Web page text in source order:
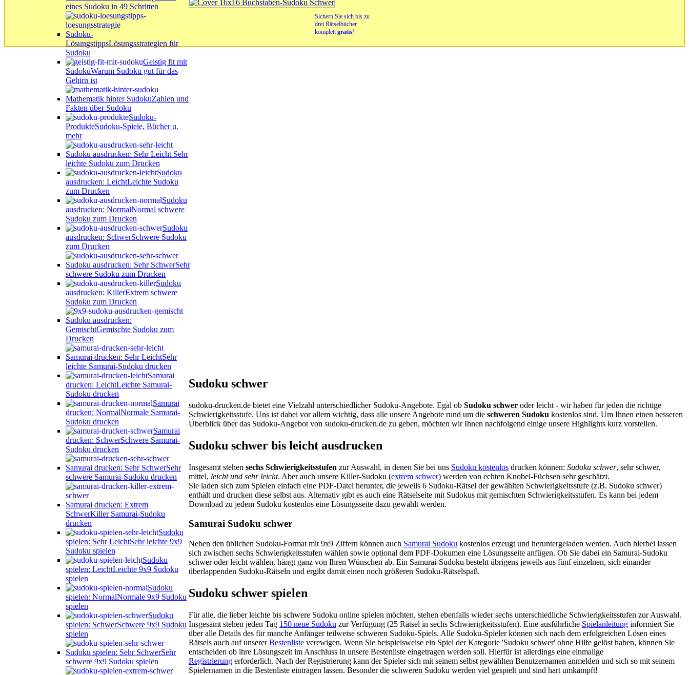
eines Sudoku in 49 Schritten
Sudoku-
LösungstippsLösungsstrategien für
Sudoku
Geistig fit mit
SudokuWarum Sudoku gut für das
Gehirn ist
Mathematik hinter SudokuZahlen und
Fakten über Sudoku
Sudoku-
ProdukteSudoku-Spiele, Bücher u.
mehr
Sudoku ausdrucken: Sehr Leicht Sehr
leichte Sudoku zum Drucken
Sudoku
ausdrucken: LeichtLeichte Sudoku
zum Drucken
Sudoku
ausdrucken: NormalNormal schwere
Sudoku zum Drucken
Sudoku
ausdrucken: SchwerSchwere Sudoku
zum Drucken
Sudoku ausdrucken: Sehr SchwerSehr
schwere Sudoku zum Drucken
Sudoku
ausdrucken: KillerExtrem schwere
Sudoku zum Drucken
Sudoku ausdrucken:
GemischtGemischte Sudoku zum
Drucken
Samurai drucken: Sehr LeichtSehr
leichte Samurai-Sudoku drucken
Samurai
drucken: LeichtLeichte Samurai-
Sudoku drucken
Samurai
drucken: NormalNormale Samurai-
Sudoku drucken
Samurai
drucken: SchwerSchwere Samurai-
Sudoku drucken
Samurai drucken: Sehr SchwerSehr
schwere Samurai-Sudoku drucken
Samurai drucken: Extrem
SchwerKiller Samurai-Sudoku
drucken
Sudoku
spielen: Sehr LeichtSehr leichte 9x9
Sudoku spielen
Sudoku
spielen: LeichtLeichte 9x9 Sudoku
spielen
Sudoku
spielen: NormalNormale 9x9 Sudoku
spielen
Sudoku
spielen: SchwerSchwere 9x9 Sudoku
spielen
Sudoku spielen: Sehr SchwerSehr
schwere 9x9 Sudoku spielen
Sichern Sie sich bis zu
drei Rätselbücher
komplettgratis!
Sudoku schwer
sudoku-drucken.de bietet eine Vielzahl unterschiedlicher Sudoku-Angebote. Egal ob Sudoku schwer oder leicht - wir haben für jeden die richtige
Schwierigkeitsstufe. Uns ist dabei vor allem wichtig, dass alle unsere Angebote rund um die schweren Sudoku kostenlos sind. Um Ihnen einen besseren
Überblick über das Sudoku-Angebot von sudoku-drucken.de zu geben, möchten wir Ihnen nachfolgend einige unsere Highlights kurz vorstellen.
Sudoku schwer bis leicht ausdrucken
Insgesamt stehen sechs Schwierigkeitsstufen zur Auswahl, in denen Sie bei uns Sudoku kostenlos drucken können: Sudoku schwer, sehr schwer,
mittel, leicht und sehr leicht. Aber auch unsere Killer-Sudoku (extrem schwer) werden von echten Knobel-Füchsen sehr geschätzt.
Sie laden sich zum Spielen einfach eine PDF-Datei herunter, die jeweils 6 Sudoku-Rätsel der gewählten Schwierigkeitsstufe (z.B. Sudoku schwer)
enthält und drucken diese selbst aus. Alternativ gibt es auch eine Rätselseite mit Sudokus mit gemischten Schwierigkeitsstufen. Es kann bei jedem
Download zu jedem Sudoku kostenlos eine Lösungsseite dazu gewählt werden.
Samurai Sudoku schwer
Neben den üblichen Sudoku-Format mit 9x9 Ziffern können auch Samurai Sudoku kostenlos erzeugt und heruntergeladen werden. Auch hierbei lassen
sich zwischen sechs Schwierigkeitsstufen wählen sowie optional dem PDF-Dokumen eine Lösungsseite anfügen. Ob Sie dabei ein Samurai-Sudoku
schwer oder leicht wählen, hängt ganz von Ihren Wünschen ab. Ein Samurai-Sudoku besteht übrigens jeweils aus fünf einzelnen, sich einander
überlappenden Sudoku-Rätseln und ergibt damit einen noch größeren Sudoku-Rätselspaß.
Sudoku schwer spielen
Für alle, die lieber leichte bis schwere Sudoku online spielen möchten, stehen ebenfalls wieder sechs unterschiedliche Schwierigkeitsstufen zur Auswahl.
Insgesamt stehen jeden Tag 150 neue Sudoku zur Verfügung (25 Rätsel in sechs Schwierigkeitsstufen). Eine ausführliche Spielanleitung informiert Sie
über alle Details des für manche Anfänger teilweise schweren Sudoku-Spiels. Alle Sudoku-Spieler können sich nach dem erfolgreichen Lösen eines
Rätsels auch auf unsererBestenliste verewigen. Wenn Sie beispielsweise ein Spiel der Kategorie 'Sudoku schwer' ohne Hilfe gelöst haben, können Sie
entscheiden ob ihre Lösungszeit im Anschluss in unsere Bestenliste eingetragen werden soll. Hierfür ist allerdings eine einmalige
Registrierung erforderlich. Nach der Registrierung kann der Spieler sich mit seinem selbst gewählten Benutzernamen anmelden und sich so mit seinem
Spielernamen in die Bestenliste eintragen lassen. Besonder die schweren Sudoku werden viel gespielt und sind hart umkämpft!